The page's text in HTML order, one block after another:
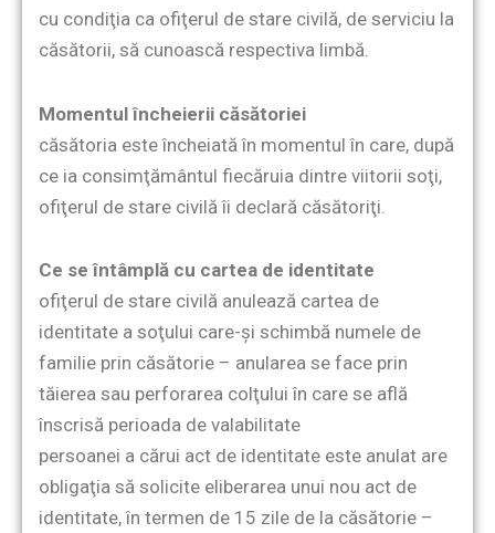
cu condiţia ca ofiţerul de stare civilă, de serviciu la
căsătorii, să cunoască respectiva limbă.
Momentul încheierii căsătoriei
căsătoria este încheiată în momentul în care, după
ce ia consimţământul fiecăruia dintre viitorii soţi,
ofiţerul de stare civilă îi declară căsătoriţi.
Ce se întâmplă cu cartea de identitate
ofiţerul de stare civilă anulează cartea de
identitate a soţului care-şi schimbă numele de
familie prin căsătorie – anularea se face prin
tăierea sau perforarea colţului în care se află
înscrisă perioada de valabilitate
persoanei a cărui act de identitate este anulat are
obligaţia să solicite eliberarea unui nou act de
identitate, în termen de 15 zile de la căsătorie –